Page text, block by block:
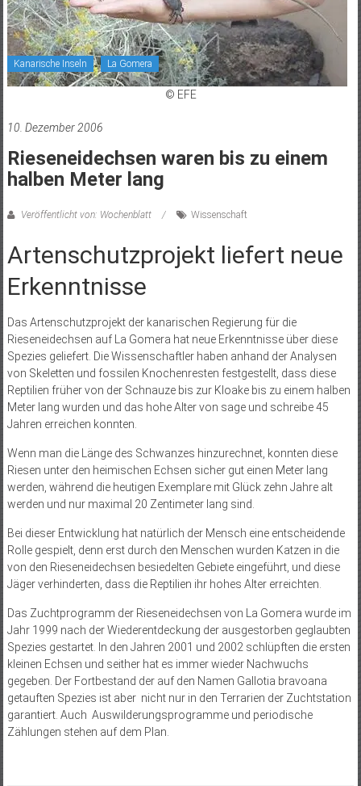
Kanarische Inseln La Gomera
© EFE
10. Dezember 2006
Rieseneidechsen waren bis zu einem
halben Meter lang
Veröffentlicht von: Wochenblatt Wissenschaft
Artenschutzprojekt liefert neue
Erkenntnisse
Das Artenschutzprojekt der kanarischen Regierung für die
Rieseneidechsen auf La Gomera hat neue Erkenntnisse über diese
Spezies geliefert. Die Wissenschaftler haben anhand der Analysen
von Skeletten und fossilen Knochenresten festgestellt, dass diese
Reptilien früher von der Schnauze bis zur Kloake bis zu einem halben
Meter lang wurden und das hohe Alter von sage und schreibe 45
Jahren erreichen konnten.
Wenn man die Länge des Schwanzes hinzurechnet, konnten diese
Riesen unter den heimischen Echsen sicher gut einen Meter lang
werden, während die heutigen Exemplare mit Glück zehn Jahre alt
werden und nur maximal 20 Zentimeter lang sind.
Bei dieser Entwicklung hat natürlich der Mensch eine entscheidende
Rolle gespielt, denn erst durch den Menschen wurden Katzen in die
von den Rieseneidechsen besiedelten Gebiete eingeführt, und diese
Jäger verhinderten, dass die Reptilien ihr hohes Alter erreichten.
Das Zuchtprogramm der Rieseneidechsen von La Gomera wurde im
Jahr 1999 nach der Wiederentdeckung der ausgestorben geglaubten
Spezies gestartet. In den Jahren 2001 und 2002 schlüpften die ersten
kleinen Echsen und seither hat es immer wieder Nachwuchs
gegeben. Der Fortbestand der auf den Namen Gallotia bravoana
getauften Spezies ist aber nicht nur in den Terrarien der Zuchtstation
garantiert. Auch Auswilderungsprogramme und periodische
Zählungen stehen auf dem Plan.